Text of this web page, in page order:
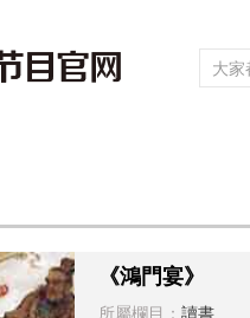
《鴻門宴》
所屬欄目： 讀書